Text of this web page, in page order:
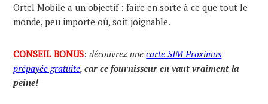
Ortel Mobile a un objectif : faire en sorte à ce que tout le
monde, peu importe où, soit joignable.
CONSEIL BONUS:découvrez unecarte SIM Proximus
prépayée gratuite,car ce fournisseur en vaut vraiment la
peine!